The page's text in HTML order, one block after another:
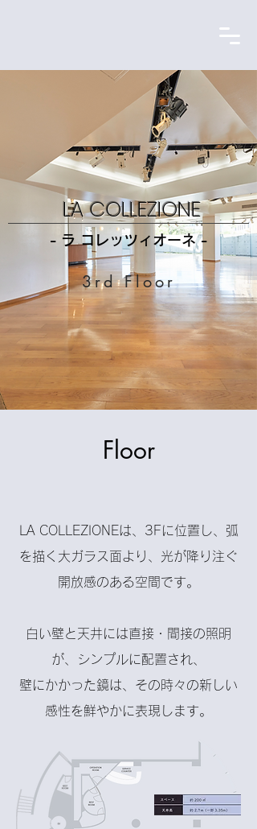
LA COLLEZIONE
- ラ コレッツィオーネ -
3rd Floor
Floor
LA COLLEZIONEは、3Fに位置し、 弧
を描く大ガラス面より、光が降り注ぐ
開放感のある空間です。
白い壁と天井には直接・間接の照明
が、シンプルに配置され、
壁にかかった鏡は、その時々の新しい
感性を鮮やかに表現します。